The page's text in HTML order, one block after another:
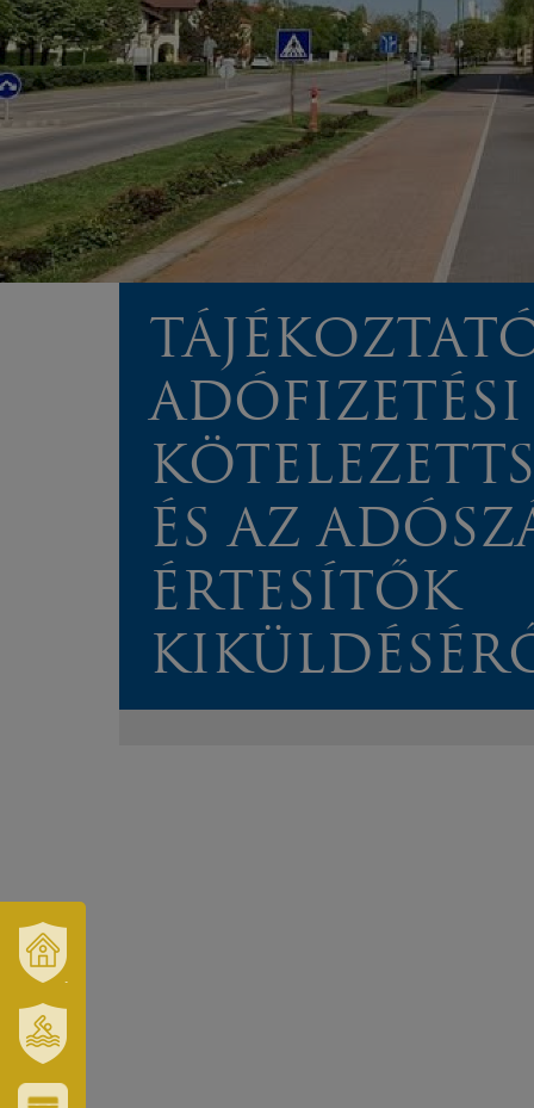
ÉS
TÉRSÉGÜNK
ERZSÉBET
ADÓFIZETÉSI
ÉS AZ
ÉRTESÍTŐK